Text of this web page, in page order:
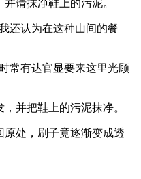
请抹净鞋上的污泥。
还认为在这种山间的餐
常有达官显要来这里光顾
并把鞋上的污泥抹净。
处，刷子竟逐渐变成透